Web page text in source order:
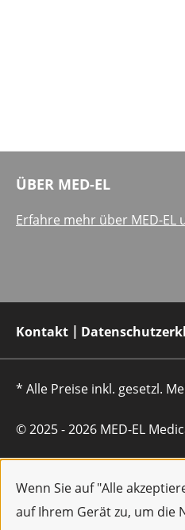
Wenn Sie auf "Alle
auf Ihrem Gerät zu, um die
ÜBER MED-EL
Erfahre mehr über MED-EL
Kontakt
* Alle Preise inkl. gesetzl.
© 2025 - 2026 MED-EL